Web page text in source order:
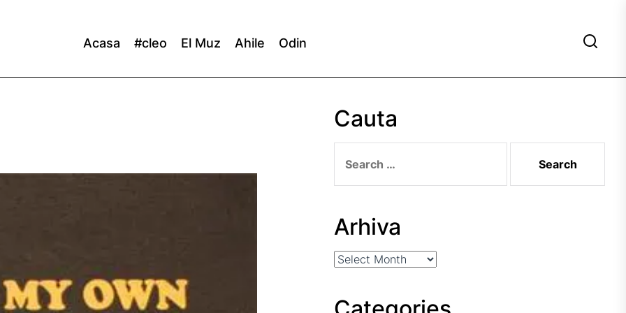
Acasa #cleo El Muz Ahile Odin
Cauta
for:
Arhiva
Arhiva